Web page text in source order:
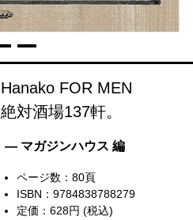
Hanako FOR MEN
絶対酒場137軒。
— マガジンハウス 編
ページ数：80頁
ISBN：9784838788279
定価：628円 (税込)